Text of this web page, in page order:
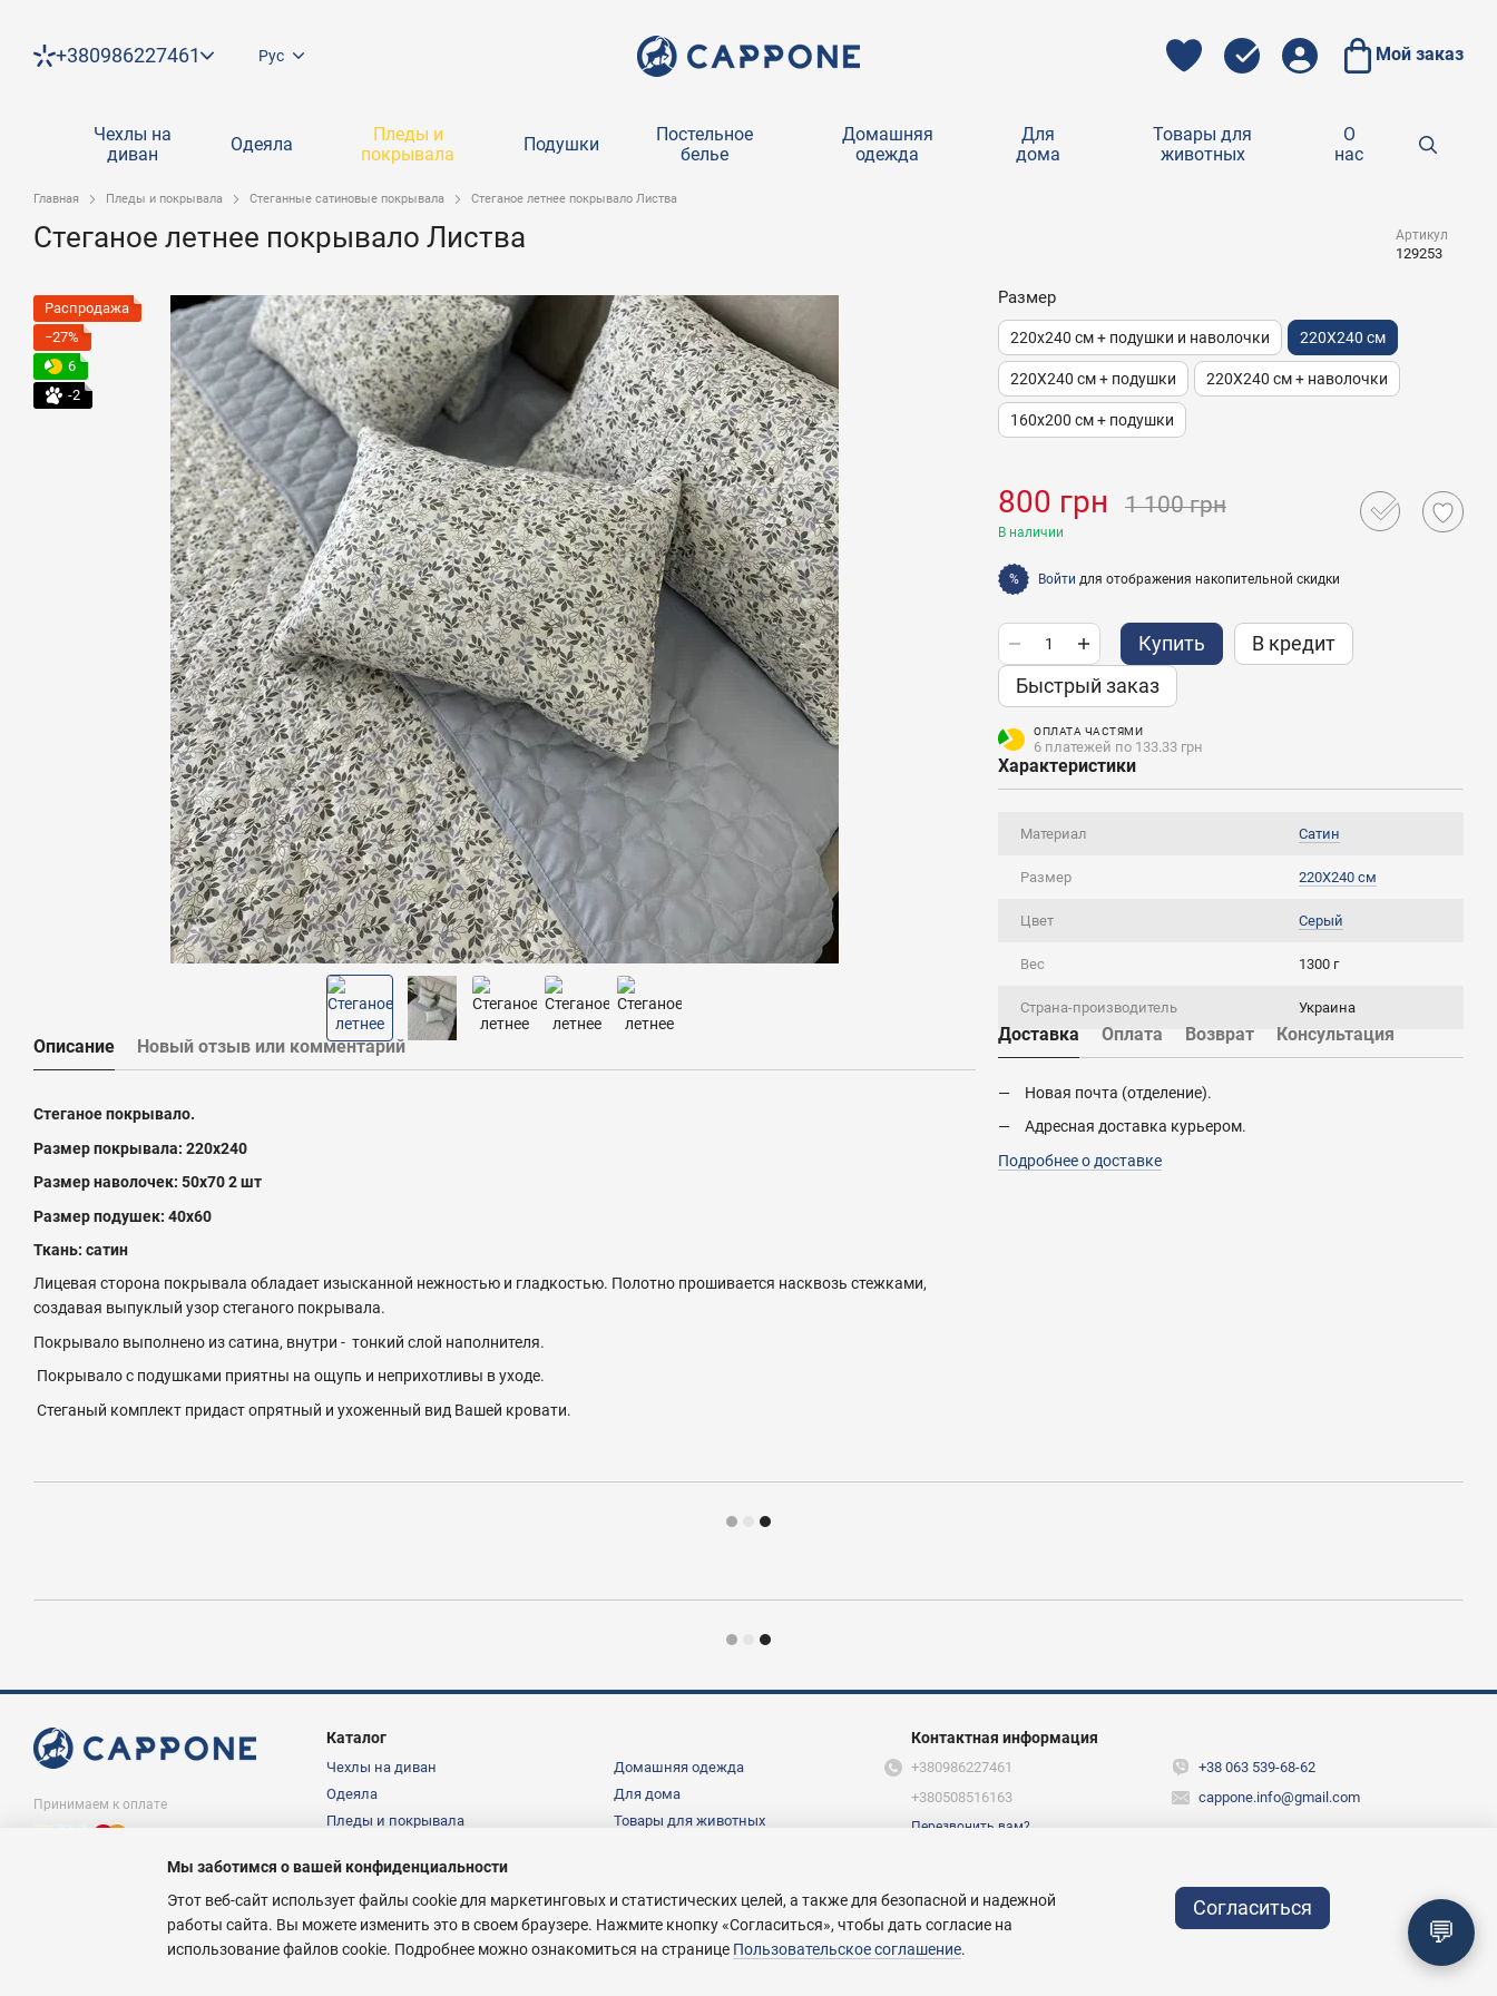
+380986227461 Рус Мой заказ
Чехлы на
диван
Одеяла
Пледы и
покрывала
Подушки
Постельное
белье
Домашняя
одежда
Для
дома
Товары для
животных
О
нас
Главная Пледы и покрывала Стеганные сатиновые покрывала Стеганое летнее покрывало Листва
Стеганое летнее покрывало Листва Артикул
129253
Распродажа
−27%
6
-2
Описание Новый отзыв или комментарий
Стеганое покрывало.
Размер покрывала: 220х240
Размер наволочек: 50х70 2 шт
Размер подушек: 40х60
Ткань: сатин
Лицевая сторона покрывала обладает изысканной нежностью и гладкостью. Полотно прошивается насквозь стежками,
создавая выпуклый узор стеганого покрывала.
Покрывало выполнено из сатина, внутри - тонкий слой наполнителя.
Покрывало с подушками приятны на ощупь и неприхотливы в уходе.
Стеганый комплект придаст опрятный и ухоженный вид Вашей кровати.
Размер
220x240 см + подушки и наволочки 220X240 см
220X240 см + подушки 220X240 см + наволочки
160x200 см + подушки
800 грн 1 100 грн
В наличии
% Войти для отображения накопительной скидки
Купить
В кредит
Быстрый заказ
ОПЛАТА ЧАСТЯМИ
6 платежей по 133.33 грн
Характеристики
Материал Сатин
Размер 220X240 см
Цвет Серый
Вес 1300 г
Страна-производитель Украина
Доставка Оплата Возврат Консультация
Новая почта (отделение).
Адресная доставка курьером.
Подробнее о доставке
Принимаем к оплате
Каталог
Чехлы на диван
Одеяла
Пледы и покрывала
Постельное белье
Домашняя одежда
Для дома
Товары для животных
Контактная информация
+380986227461
+380508516163
Перезвонить вам?
+38 063 539-68-62
cappone.info@gmail.com
Мы заботимся о вашей конфиденциальности
Этот веб-сайт использует файлы cookie для маркетинговых и статистических целей, а также для безопасной и надежной
работы сайта. Вы можете изменить это в своем браузере. Нажмите кнопку «Согласиться», чтобы дать согласие на
использование файлов cookie. Подробнее можно ознакомиться на странице Пользовательское соглашение.
Согласиться
💬